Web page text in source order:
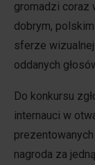
gromadzi coraz
dobrym,
sferze
oddanych
Do konkursu
internauci w
nagroda za